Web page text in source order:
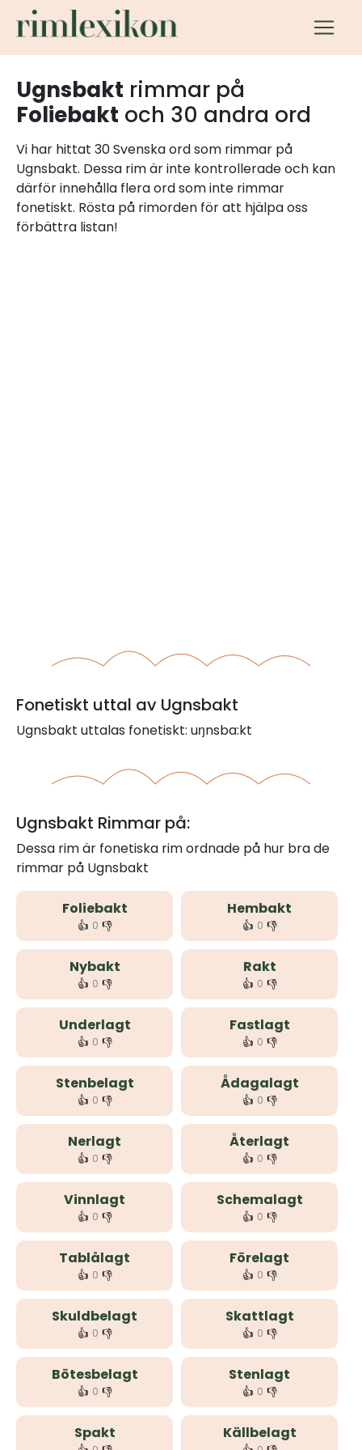
Ugnsbakt rimmar på
Foliebakt och 30 andra ord
Vi har hittat 30 Svenska ord som rimmar på
Ugnsbakt. Dessa rim är inte kontrollerade och kan
därför innehålla flera ord som inte rimmar
fonetiskt. Rösta på rimorden för att hjälpa oss
förbättra listan!
Fonetiskt uttal av Ugnsbakt
Ugnsbakt uttalas fonetiskt: uŋnsba:kt
Ugnsbakt Rimmar på:
Dessa rim är fonetiska rim ordnade på hur bra de
rimmar på Ugnsbakt
Foliebakt
👍 0 👎
Hembakt
👍 0 👎
Nybakt
👍 0 👎
Rakt
👍 0 👎
Underlagt
👍 0 👎
Fastlagt
👍 0 👎
Stenbelagt
👍 0 👎
Ådagalagt
👍 0 👎
Nerlagt
👍 0 👎
Återlagt
👍 0 👎
Vinnlagt
👍 0 👎
Schemalagt
👍 0 👎
Tablålagt
👍 0 👎
Förelagt
👍 0 👎
Skuldbelagt
👍 0 👎
Skattlagt
👍 0 👎
Bötesbelagt
👍 0 👎
Stenlagt
👍 0 👎
Spakt Källbelagt